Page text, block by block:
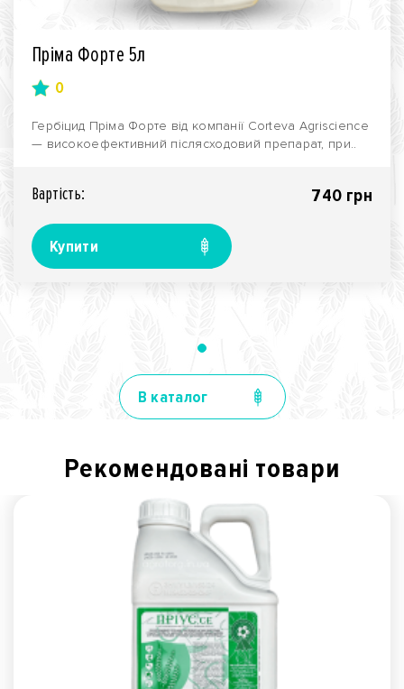
Пріма Форте 5л
0
Гербіцид Пріма Форте від компанії Corteva Agriscience
— високоефективний післясходовий препарат, при..
Вартiсть: 740 грн
Купити
В каталог
Рекомендованi товари